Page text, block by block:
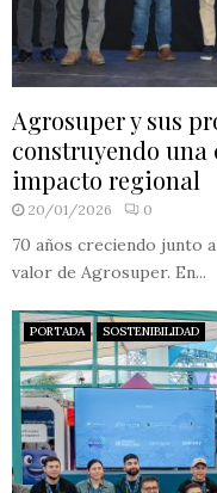
Agrosuper y sus
construyendo una
impacto regional
20/01/2026 0
70 años creciendo junto
valor de Agrosuper. En...
PORTADA SOSTENIBILIDAD